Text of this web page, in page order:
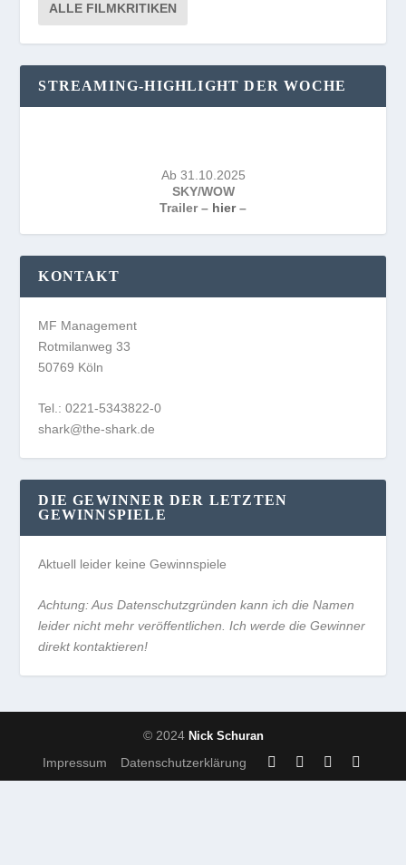
ALLE FILMKRITIKEN
STREAMING-HIGHLIGHT DER WOCHE
Ab 31.10.2025
SKY/WOW
Trailer – hier–
KONTAKT
MF Management
Rotmilanweg 33
50769 Köln
Tel.: 0221-5343822-0
shark@the-shark.de
DIE GEWINNER DER LETZTEN
GEWINNSPIELE
Aktuell leider keine Gewinnspiele
Achtung: Aus Datenschutzgründen kann ich die Namen
leider nicht mehr veröffentlichen. Ich werde die Gewinner
direkt kontaktieren!
© 2024 Nick Schuran
Impressum Datenschutzerklärung